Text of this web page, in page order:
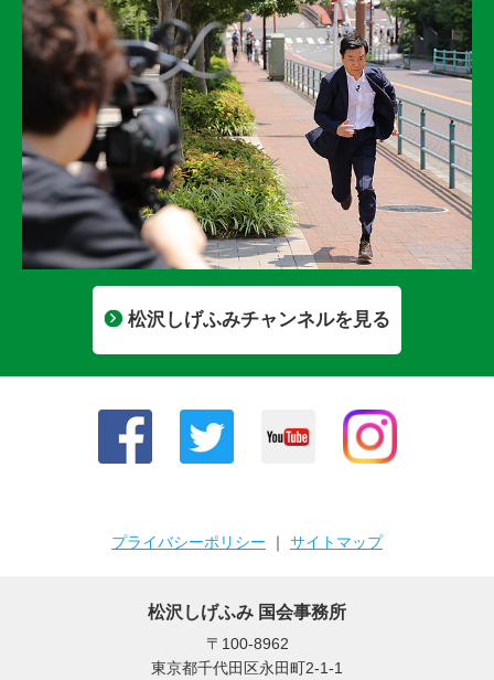
松沢しげふみチャンネルを見る
プライバシーポリシー ｜ サイトマップ
松沢しげふみ 国会事務所
〒100-8962
東京都千代田区永田町2-1-1